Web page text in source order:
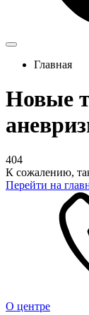
Главная
Новые
404
К сожалению,
Перейти на
О центре